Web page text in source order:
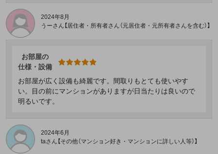
2024年8月
うーさん【居住者・所有者さん（元居住者・元所有者さんを含む）】
お部屋の
仕様・設備
お部屋が広く設備も綺麗です。間取りもとても使いやす
い。目の前にマンションがありますが日当たりは良いので
明るいです。
2024年6月
taさん【その他（マンション好き・マンションに詳しい人等）】